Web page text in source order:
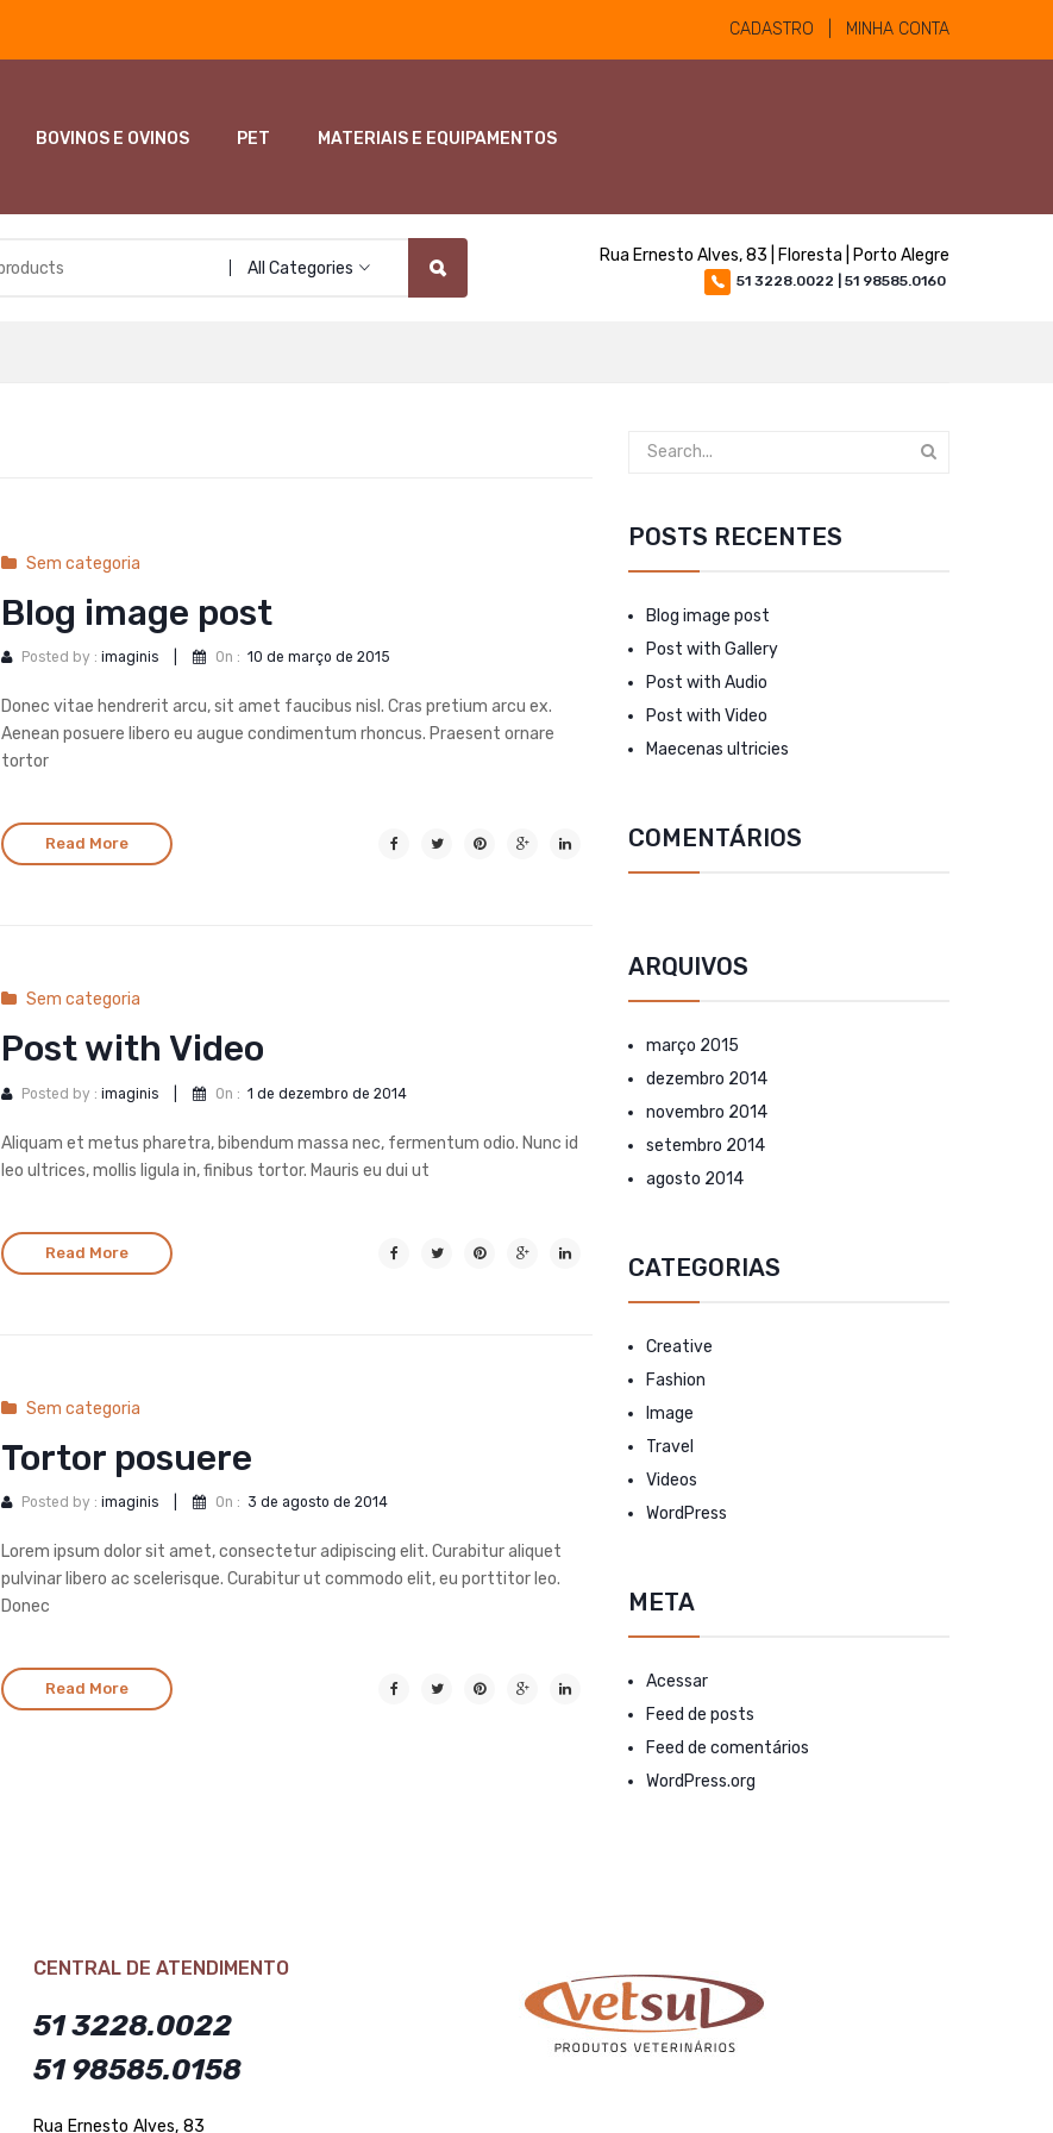
CADASTRO | MINHA CONTA
BOVINOS E OVINOS PET MATERIAIS E EQUIPAMENTOS
All Categories
Rua Ernesto Alves, 83 | Floresta | Porto Alegre
51 3228.0022 | 51 98585.0160
Sem categoria
Blog image post
Posted by : imaginis On : 10 de março de 2015
Donec vitae hendrerit arcu, sit amet faucibus nisl. Cras pretium arcu ex.
Aenean posuere libero eu augue condimentum rhoncus. Praesent ornare
tortor
Read More
Sem categoria
Post with Video
Posted by : imaginis On : 1 de dezembro de 2014
Aliquam et metus pharetra, bibendum massa nec, fermentum odio. Nunc id
leo ultrices, mollis ligula in, finibus tortor. Mauris eu dui ut
Read More
Sem categoria
Tortor posuere
Posted by : imaginis On : 3 de agosto de 2014
Lorem ipsum dolor sit amet, consectetur adipiscing elit. Curabitur aliquet
pulvinar libero ac scelerisque. Curabitur ut commodo elit, eu porttitor leo.
Donec
Read More
POSTS RECENTES
Blog image post
Post with Gallery
Post with Audio
Post with Video
Maecenas ultricies
COMENTÁRIOS
ARQUIVOS
março 2015
dezembro 2014
novembro 2014
setembro 2014
agosto 2014
CATEGORIAS
Creative
Fashion
Image
Travel
Videos
WordPress
META
Acessar
Feed de posts
Feed de comentários
WordPress.org
CENTRAL DE ATENDIMENTO
51 3228.0022
51 98585.0158
Rua Ernesto Alves, 83